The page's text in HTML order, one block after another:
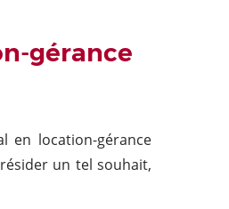
gérance
en location-gérance
un tel souhait,